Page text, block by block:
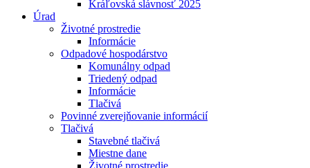
Kráľovská slávnosť 2025
Úrad
Životné prostredie
Informácie
Odpadové hospodárstvo
Komunálny odpad
Triedený odpad
Informácie
Tlačivá
Povinné zverejňovanie informácií
Tlačivá
Stavebné tlačivá
Miestne dane